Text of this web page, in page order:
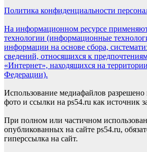
Политика конфиденциальности
На информационном ресурсе
технологии (информационные
информации на основе сбора,
сведений, относящихся к
«Интернет», находящихся на
Федерации).
Использование медиафайлов разрешено
фото и ссылки на ps54.ru как источник
При полном или частичном
опубликованных на сайте ps54.ru,
гиперссылка на сайт.